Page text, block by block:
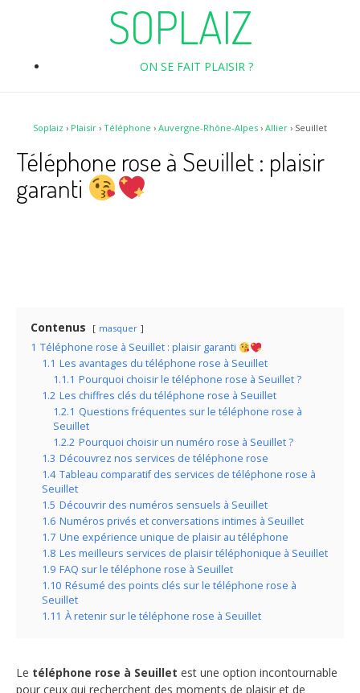
SOPLAIZ
ON SE FAIT PLAISIR ?
Soplaiz › Plaisir › Téléphone › Auvergne-Rhône-Alpes › Allier › Seuillet
Téléphone rose à Seuillet : plaisir
garanti
Contenus masquer
1 Téléphone rose à Seuillet : plaisir garanti
1.1 Les avantages du téléphone rose à Seuillet
1.1.1 Pourquoi choisir le téléphone rose à Seuillet ?
1.2 Les chiffres clés du téléphone rose à Seuillet
1.2.1 Questions fréquentes sur le téléphone rose à
Seuillet
1.2.2 Pourquoi choisir un numéro rose à Seuillet ?
1.3 Découvrez nos services de téléphone rose
1.4 Tableau comparatif des services de téléphone rose à
Seuillet
1.5 Découvrir des numéros sensuels à Seuillet
1.6 Numéros privés et conversations intimes à Seuillet
1.7 Une expérience unique de plaisir au téléphone
1.8 Les meilleurs services de plaisir téléphonique à Seuillet
1.9 FAQ sur le téléphone rose à Seuillet
1.10 Résumé des points clés sur le téléphone rose à
Seuillet
1.11 À retenir sur le téléphone rose à Seuillet
Le téléphone rose à Seuillet est une option incontournable
pour ceux qui recherchent des moments de plaisir et de